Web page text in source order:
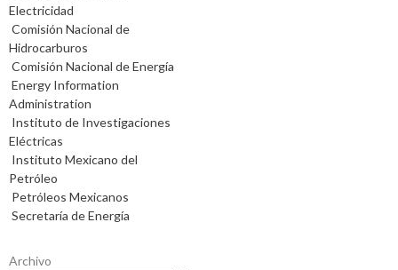
Electricidad
Comisión Nacional de
Hidrocarburos
Comisión Nacional de Energía
Energy Information
Administration
Instituto de Investigaciones
Eléctricas
Instituto Mexicano del
Petróleo
Petróleos Mexicanos
Secretaría de Energía
Archivo